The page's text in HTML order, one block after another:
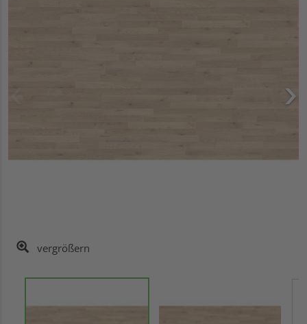
vergrößern